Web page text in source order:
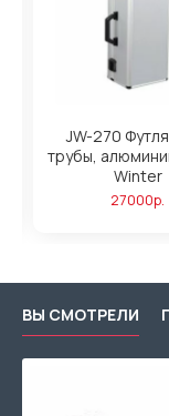
JW-270
трубы,
Winter
27000р.
ВЫ СМОТРЕЛИ